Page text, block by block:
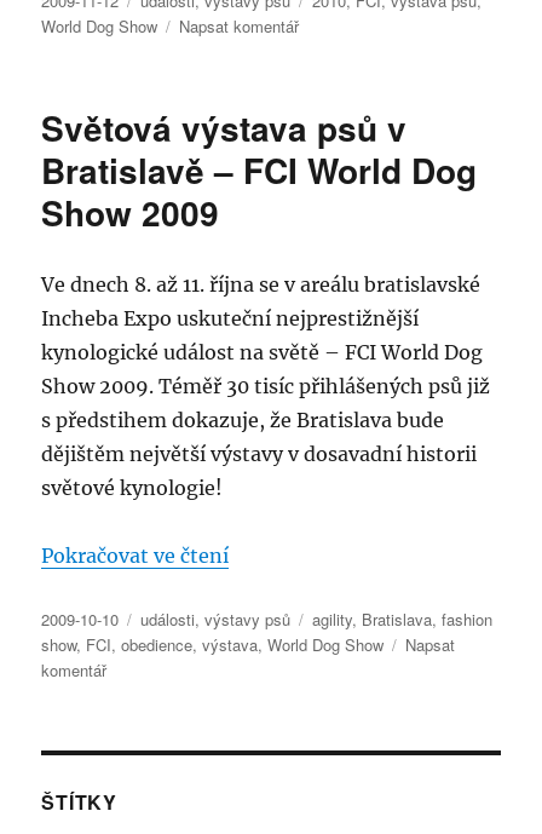
World Dog Show
Napsat komentářpro
Světová
výstava
psů
FCI
World
Dog
Show
2010
Světová výstava psů v
Bratislavě – FCI World Dog
Show 2009
Ve dnech 8. až 11. října se v areálu bratislavské
Incheba Expo uskuteční nejprestižnější
kynologické událost na světě – FCI World Dog
Show 2009. Téměř 30 tisíc přihlášených psů již
s předstihem dokazuje, že Bratislava bude
dějištěm největší výstavy v dosavadní historii
světové kynologie!
Pokračovat ve čtení„Světová výstava psů v
Publikováno:
2009-10-10 Rubriky:
události,výstavy psů Štítky:
agility, Bratislava,fashion
show, FCI,obedience,výstava,World Dog Show
Napsat
komentářpro
názvem
výstava
ŠTÍTKY